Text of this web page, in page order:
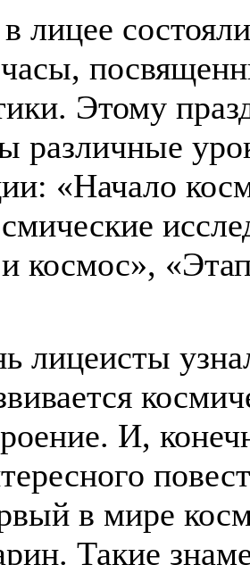
лицее
Этому
различные
«Начало
космос»,
лицеисты
И,
в мире
Такие